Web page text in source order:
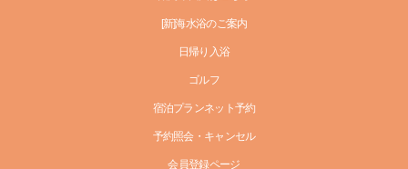
[新]海水浴のご案内
日帰り入浴
ゴルフ
宿泊プランネット予約
予約照会・キャンセル
会員登録ページ